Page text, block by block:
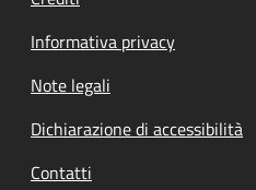
Informativa privacy
Note legali
Dichiarazione di accessibilità
Contatti